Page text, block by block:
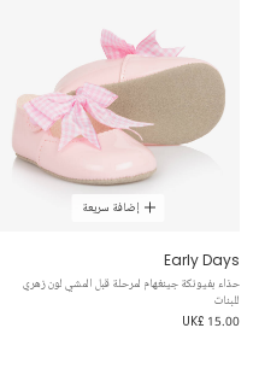
إضافة سريعة
Early Days
حذاء بفيونكة جينغهام لمرحلة قبل المشي لون زهري
للبنات
UK£ 15.00